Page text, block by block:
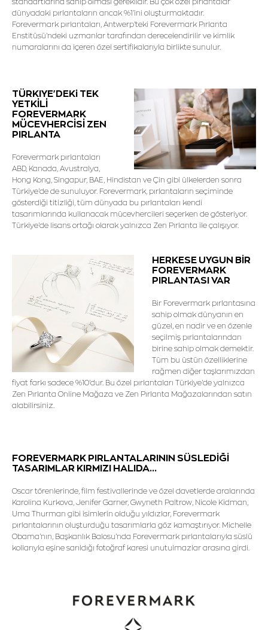
dünyadaki pırlantaların ancak %1'ini oluşturmaktadır.
Forevermark pırlantaları, Antwerp'teki Forevermark Pırlanta
Enstitüsü'ndeki uzmanlar tarafından derecelendirilir ve kimlik
numaralarını da içeren özel sertifikalarıyla birlikte sunulur.
TÜRKIYE'DEKi TEK
YETKİLİ
FOREVERMARK
MÜCEVHERCİSİ ZEN
PIRLANTA
Forevermark pırlantaları
ABD, Kanada, Avustralya,
Hong Kong, Singapur, BAE, Hindistan ve Çin gibi ülkelerden sonra
Türkiye'de de sunuluyor. Forevermark, pırlantaların seçiminde
gösterdiği titizliği, tüm dünyada bu pırlantaları kendi
tasarımlarında kullanacak mücevhercileri seçerken de gösteriyor.
Türkiye'de lisans ortağı olarak yalnızca Zen Pırlanta ile çalışıyor.
HERKESE UYGUN BİR
FOREVERMARK
PIRLANTASI VAR
Bir Forevermark pırlantasına
sahip olmak dünyanın en
güzel, en nadir ve en özenle
seçilmiş pırlantalarından
birine sahip olmak demektir.
Tüm bu üstün özelliklerine
rağmen diğer taşlarımızdan
fiyat farkı sadece %10'dur. Bu özel pırlantaları Türkiye'de yalnızca
Zen Pırlanta Online Mağaza ve Zen Pırlanta Mağazalarından satın
alabilirsiniz.
FOREVERMARK PIRLANTALARININ SÜSLEDİĞİ
TASARIMLAR KIRMIZI HALIDA...
Oscar törenlerinde, film festivallerinde ve özel davetlerde aralarında
Karolina Kurkova, Jenifer Garner, Gwyneth Paltrow, Nicole Kidman,
Uma Thurman gibi isimlerin olduğu yıldızlar, Forevermark
pırlantalarının oluşturduğu tasarımlarla göz kamaştırıyor. Michelle
Obama'nın, Başkanlık Balosu'nda Forevermark pırlantalarıyla süslü
kollarıyla eşine sarıldığı fotoğraf karesi unutulmazlar arasına girdi.